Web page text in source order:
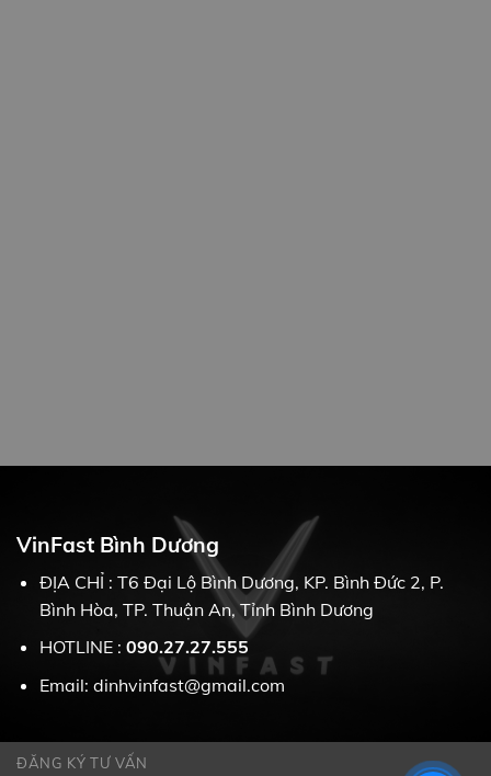
VinFast Bình Dương
ĐỊA CHỈ : T6 Đại Lộ Bình Dương, KP. Bình Đức 2, P.
Bình Hòa, TP. Thuận An, Tỉnh Bình Dương
HOTLINE : 090.27.27.555
Email: dinhvinfast@gmail.com
ĐĂNG KÝ TƯ VẤN